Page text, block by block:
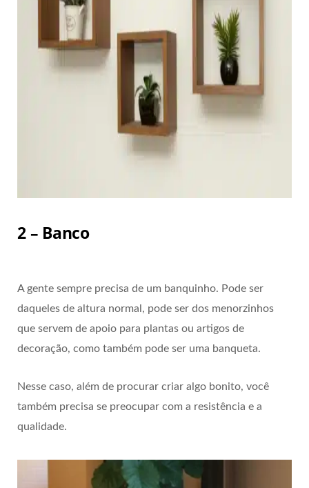
2 – Banco
A gente sempre precisa de um banquinho. Pode ser
daqueles de altura normal, pode ser dos menorzinhos
que servem de apoio para plantas ou artigos de
decoração, como também pode ser uma banqueta.
Nesse caso, além de procurar criar algo bonito, você
também precisa se preocupar com a resistência e a
qualidade.